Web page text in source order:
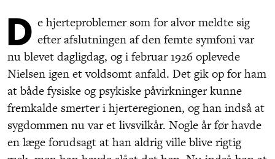
D e hjerteproblemer som for alvor meldte sig
efter afslutningen af den femte symfoni var
nu blevet dagligdag, og i februar 1926 oplevede
Nielsen igen et voldsomt anfald. Det gik op for ham
at både fysiske og psykiske påvirkninger kunne
fremkalde smerter i hjerteregionen, og han indså at
sygdommen nu var et livsvilkår. Nogle år før havde
en læge forudsagt at han aldrig ville blive rigtig